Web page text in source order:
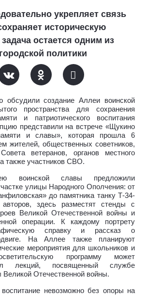
укрепляет связь
историческую
остается одним из
политики
обсудили создание Аллеи воинской
пространства для сохранения
и патриотического воспитания
представили на встрече «Щукино
и славы», которая прошла 6
жителей, общественных советников,
ветеранов, органов местного
также участников СВО.
воинской славы предложили
улицы Народного Ополчения: от
до памятника танку Т-34-
здесь разместят стенды с
Великой Отечественной войны и
операции. К каждому портрету
справку и рассказ о
На Аллее также планируют
мероприятия для школьников и
программу может
лекций, посвященный службе
Великой Отечественной войны.
воспитание невозможно без опоры на